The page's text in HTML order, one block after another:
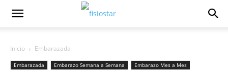
Inicio Embarazada
Embarazada Embarazo Semana a Semana
Embarazo Mes a Mes